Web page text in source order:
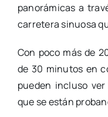
panorámicas a
carretera sinuosa
Con poco más de
de 30 minutos en
pueden incluso
que se están